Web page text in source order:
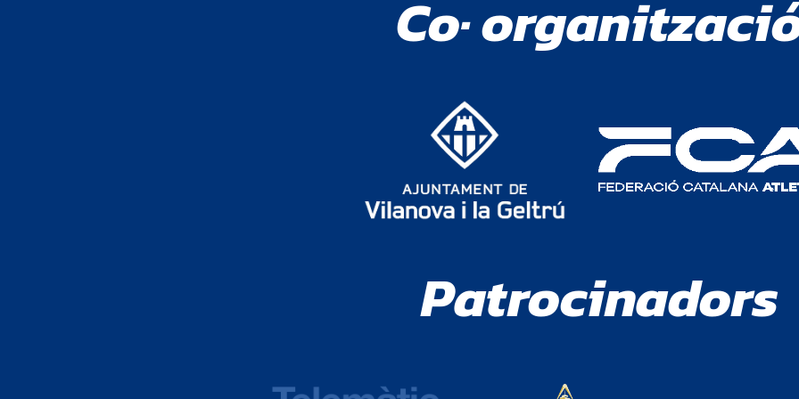
Co·
Patrocinadors